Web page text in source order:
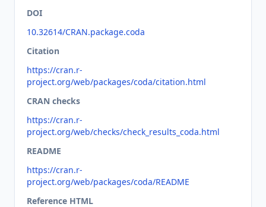
DOI
10.32614/CRAN.package.coda
Citation
https://cran.r-
project.org/web/packages/coda/citation.html
CRAN checks
https://cran.r-
project.org/web/checks/check_results_coda.html
README
https://cran.r-
project.org/web/packages/coda/README
Reference HTML